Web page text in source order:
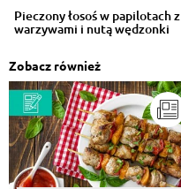
Pieczony łosoś w papilotach z
warzywami i nutą wędzonki
Zobacz również